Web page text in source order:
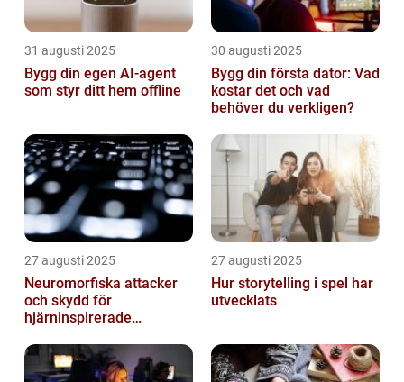
31 augusti 2025
Bygg din egen AI-agent
som styr ditt hem offline
30 augusti 2025
Bygg din första dator: Vad
kostar det och vad
behöver du verkligen?
27 augusti 2025
Neuromorfiska attacker
och skydd för
hjärninspirerade
27 augusti 2025
Hur storytelling i spel har
utvecklats